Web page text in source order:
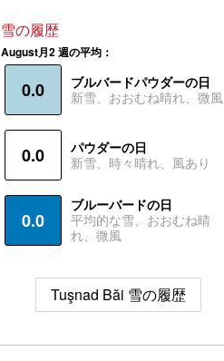
雪の履歴
August月2 週の平均：
0.0
ブルバードパウダーの日
新雪、おおむね晴れ、微風
0.0
パウダーの日
新雪、時々晴れ、風あり
0.0
ブルーバードの日
平均的な雪、おおむね晴
れ、微風
Tuşnad Băi 雪の履歴